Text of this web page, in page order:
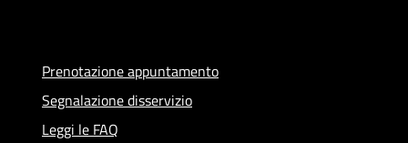
Prenotazione appuntamento
Segnalazione disservizio
Leggi le FAQ